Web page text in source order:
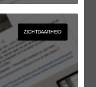
ZICHTBAARHEID